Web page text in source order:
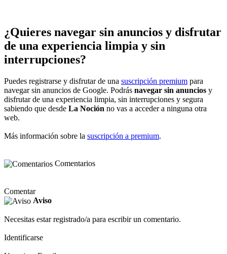
¿Quieres navegar sin anuncios y disfrutar
de una experiencia limpia y sin
interrupciones?
Puedes registrarse y disfrutar de una suscripción premium para
navegar sin anuncios de Google. Podrás navegar sin anuncios y
disfrutar de una experiencia limpia, sin interrupciones y segura
sabiendo que desde La Noción no vas a acceder a ninguna otra
web.
Más información sobre la suscripción a premium.
Comentarios
Comentar
Aviso
Necesitas estar registrado/a para escribir un comentario.
Identificarse